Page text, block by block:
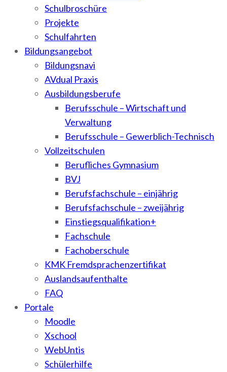
Schulbroschüre
Projekte
Schulfahrten
Bildungsangebot
Bildungsnavi
AVdual Praxis
Ausbildungsberufe
Berufsschule – Wirtschaft und
Verwaltung
Berufsschule – Gewerblich-Technisch
Vollzeitschulen
Berufliches Gymnasium
BVJ
Berufsfachschule – einjährig
Berufsfachschule – zweijährig
Einstiegsqualifikation+
Fachschule
Fachoberschule
KMK Fremdsprachenzertifikat
Auslandsaufenthalte
FAQ
Portale
Moodle
Xschool
WebUntis
Schülerhilfe